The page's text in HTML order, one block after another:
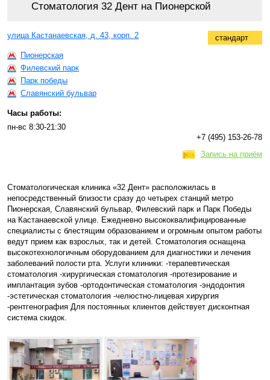
Стоматология 32 Дент на Пионерской
стандарт
улица Кастанаевская, д. 43, корп. 2
Пионерская
Филевский парк
Парк победы
Славянский бульвар
Часы работы:
пн-вс 8:30-21:30
+7 (495) 153-26-78
Запись на приём
Стоматологическая клиника «32 Дент» расположилась в
непосредственный близости сразу до четырех станций метро
Пионерская, Славянский бульвар, Филевский парк и Парк Победы
на Кастанаевской улице. Ежедневно высококвалифицированные
специалисты с блестящим образованием и огромным опытом работы
ведут прием как взрослых, так и детей. Стоматология оснащена
высокотехнологичным оборудованием для диагностики и лечения
заболеваний полости рта. Услуги клиники: -терапевтическая
стоматология -хирургическая стоматология -протезирование и
имплантация зубов -ортодонтическая стоматология -эндодонтия
-эстетическая стоматология -челюстно-лицевая хирургия
-рентгенография Для постоянных клиентов действует дисконтная
система скидок.